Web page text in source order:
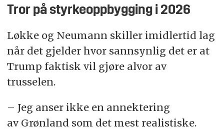
Tror på styrkeoppbygging i 2026
Løkke og Neumann skiller imidlertid lag
når det gjelder hvor sannsynlig det er at
Trump faktisk vil gjøre alvor av
trusselen.
– Jeg anser ikke en annektering
av Grønland som det mest realistiske.